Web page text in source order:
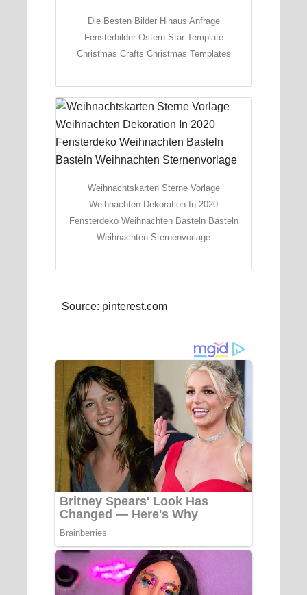
Die Besten Bilder Hinaus Anfrage
Fensterbilder Ostern Star Template
Christmas Crafts Christmas Templates
Weihnachtskarten Sterne Vorlage
Weihnachten Dekoration In 2020
Fensterdeko Weihnachten Basteln Basteln
Weihnachten Sternenvorlage
Source: pinterest.com